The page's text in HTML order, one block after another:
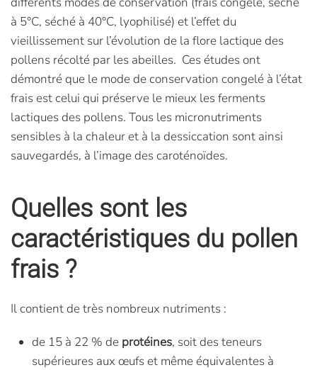
à 5°C, séché à 40°C, lyophilisé) et l’effet du
vieillissement sur l’évolution de la flore lactique des
pollens récolté par les abeilles. Ces études ont
démontré que le mode de conservation congelé à l’état
frais est celui qui préserve le mieux les ferments
lactiques des pollens. Tous les micronutriments
sensibles à la chaleur et à la dessiccation sont ainsi
sauvegardés, à l’image des caroténoïdes.
Quelles sont les
caractéristiques du pollen
frais ?
Il contient de très nombreux nutriments :
de 15 à 22 % de protéines, soit des teneurs
supérieures aux œufs et même équivalentes à